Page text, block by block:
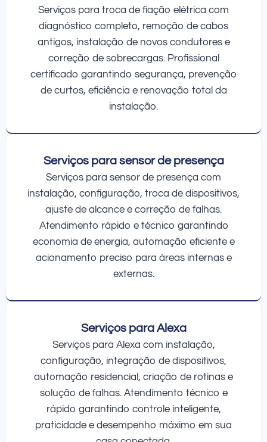
Serviços para troca de fiação elétrica com
diagnóstico completo, remoção de cabos
antigos, instalação de novos condutores e
correção de sobrecargas. Profissional
certificado garantindo segurança, prevenção
de curtos, eficiência e renovação total da
instalação.
Serviços para sensor de presença
Serviços para sensor de presença com
instalação, configuração, troca de dispositivos,
ajuste de alcance e correção de falhas.
Atendimento rápido e técnico garantindo
economia de energia, automação eficiente e
acionamento preciso para áreas internas e
externas.
Serviços para Alexa
Serviços para Alexa com instalação,
configuração, integração de dispositivos,
automação residencial, criação de rotinas e
solução de falhas. Atendimento técnico e
rápido garantindo controle inteligente,
praticidade e desempenho máximo em sua